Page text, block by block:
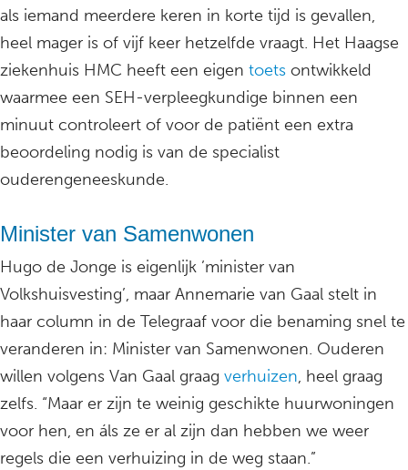
als iemand meerdere keren in korte tijd is gevallen,
heel mager is of vijf keer hetzelfde vraagt. Het Haagse
ziekenhuis HMC heeft een eigen toets ontwikkeld
waarmee een SEH-verpleegkundige binnen een
minuut controleert of voor de patiënt een extra
beoordeling nodig is van de specialist
ouderengeneeskunde.
Minister van Samenwonen
Hugo de Jonge is eigenlijk ’minister van
Volkshuisvesting’, maar Annemarie van Gaal stelt in
haar column in de Telegraaf voor die benaming snel te
veranderen in: Minister van Samenwonen. Ouderen
willen volgens Van Gaal graag verhuizen, heel graag
zelfs. “Maar er zijn te weinig geschikte huurwoningen
voor hen, en áls ze er al zijn dan hebben we weer
regels die een verhuizing in de weg staan.”